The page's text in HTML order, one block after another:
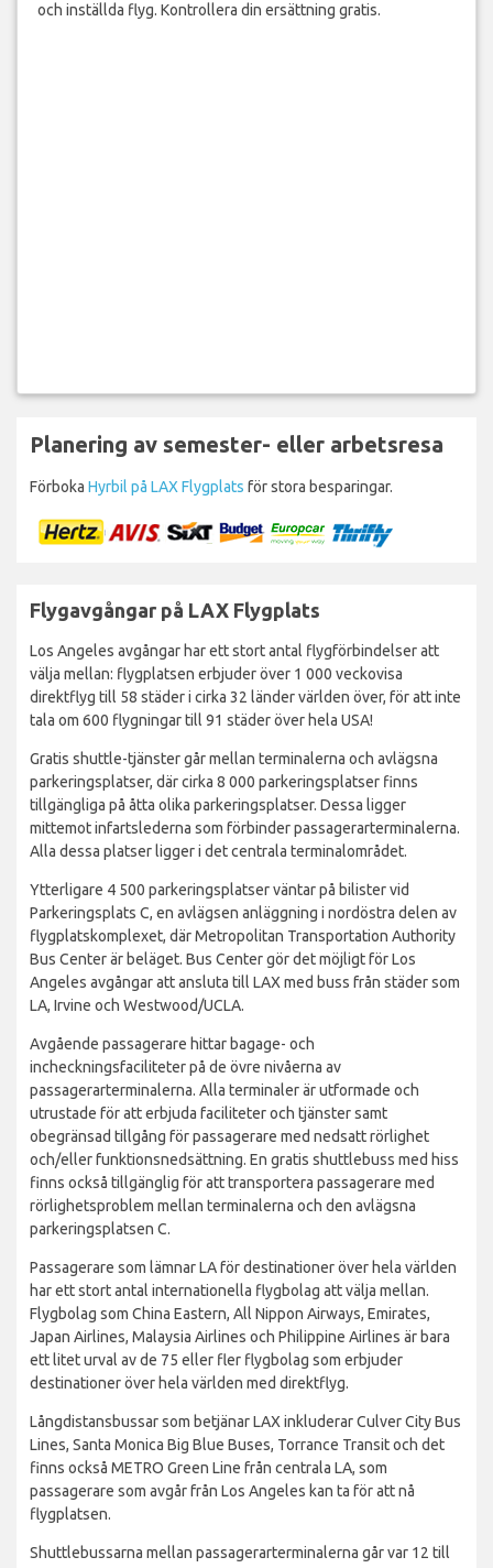
och inställda flyg. Kontrollera din ersättning gratis.
Planering av semester- eller arbetsresa
Förboka Hyrbil på LAX Flygplats för stora besparingar.
Flygavgångar på LAX Flygplats
Los Angeles avgångar har ett stort antal flygförbindelser att
välja mellan: flygplatsen erbjuder över 1 000 veckovisa
direktflyg till 58 städer i cirka 32 länder världen över, för att inte
tala om 600 flygningar till 91 städer över hela USA!
Gratis shuttle-tjänster går mellan terminalerna och avlägsna
parkeringsplatser, där cirka 8 000 parkeringsplatser finns
tillgängliga på åtta olika parkeringsplatser. Dessa ligger
mittemot infartslederna som förbinder passagerarterminalerna.
Alla dessa platser ligger i det centrala terminalområdet.
Ytterligare 4 500 parkeringsplatser väntar på bilister vid
Parkeringsplats C, en avlägsen anläggning i nordöstra delen av
flygplatskomplexet, där Metropolitan Transportation Authority
Bus Center är beläget. Bus Center gör det möjligt för Los
Angeles avgångar att ansluta till LAX med buss från städer som
LA, Irvine och Westwood/UCLA.
Avgående passagerare hittar bagage- och
incheckningsfaciliteter på de övre nivåerna av
passagerarterminalerna. Alla terminaler är utformade och
utrustade för att erbjuda faciliteter och tjänster samt
obegränsad tillgång för passagerare med nedsatt rörlighet
och/eller funktionsnedsättning. En gratis shuttlebuss med hiss
finns också tillgänglig för att transportera passagerare med
rörlighetsproblem mellan terminalerna och den avlägsna
parkeringsplatsen C.
Passagerare som lämnar LA för destinationer över hela världen
har ett stort antal internationella flygbolag att välja mellan.
Flygbolag som China Eastern, All Nippon Airways, Emirates,
Japan Airlines, Malaysia Airlines och Philippine Airlines är bara
ett litet urval av de 75 eller fler flygbolag som erbjuder
destinationer över hela världen med direktflyg.
Långdistansbussar som betjänar LAX inkluderar Culver City Bus
Lines, Santa Monica Big Blue Buses, Torrance Transit och det
finns också METRO Green Line från centrala LA, som
passagerare som avgår från Los Angeles kan ta för att nå
flygplatsen.
Shuttlebussarna mellan passagerarterminalerna går var 12 till